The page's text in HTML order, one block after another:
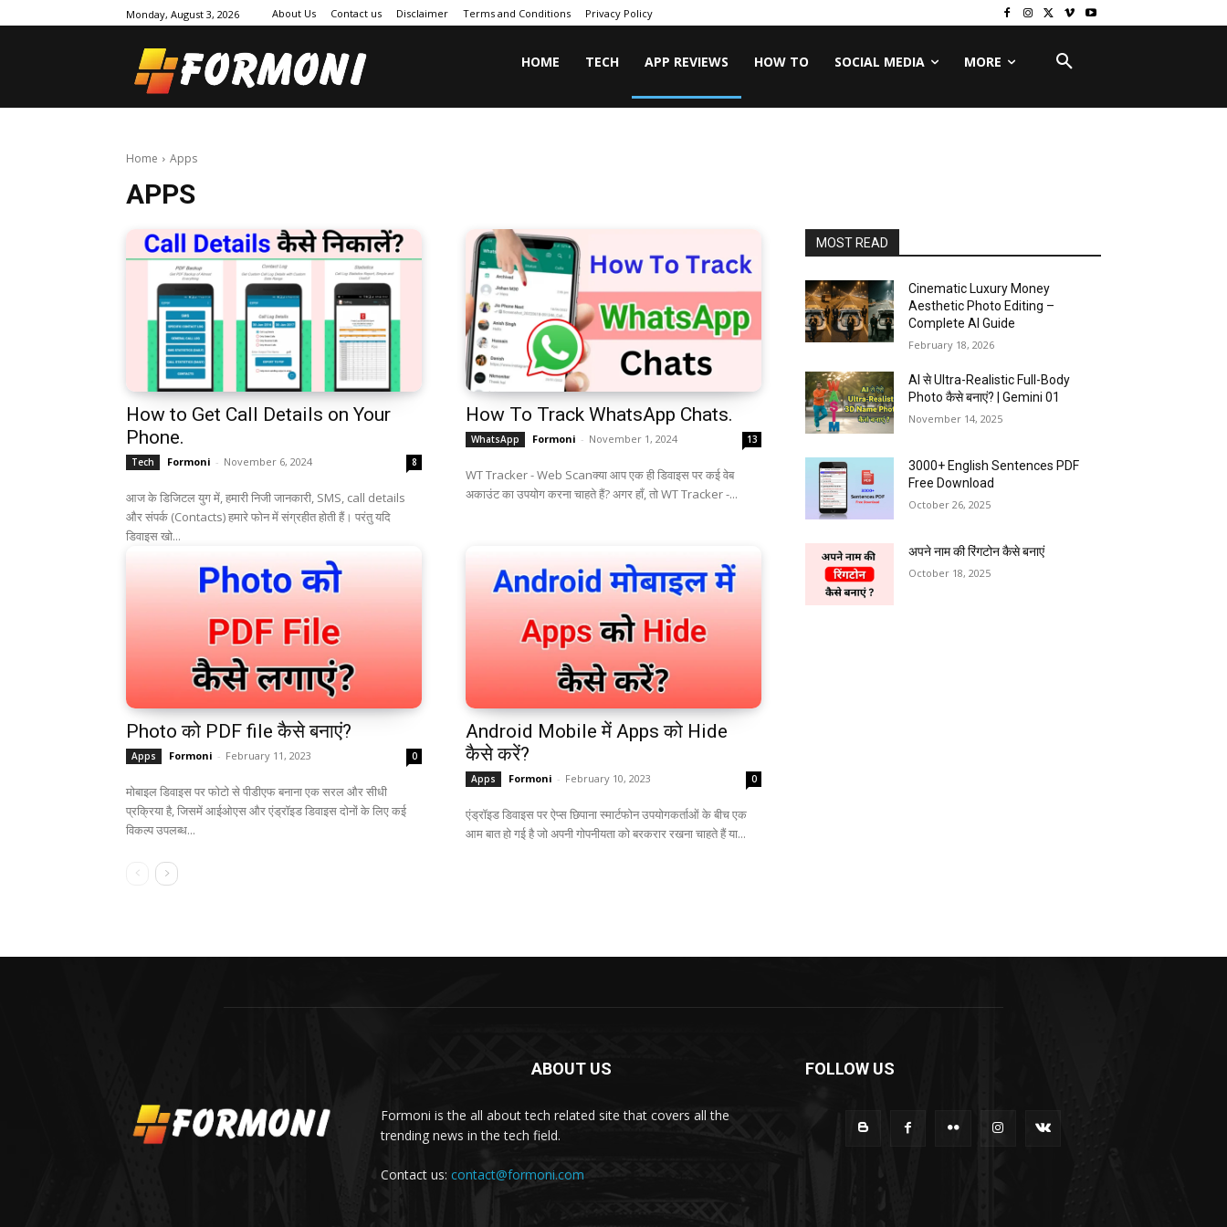
Monday, August 3, 2026 About Us Contact us Disclaimer Terms and Conditions Privacy Policy
HOME TECH APP REVIEWS HOW TO SOCIAL MEDIA MORE
Home Apps
APPS
How to Get Call Details on Your
Phone.
Tech Formoni - November 6, 2024 8
आज के डिजिटल युग में, हमारी निजी जानकारी, SMS, call details
और संपर्क (Contacts) हमारे फोन में संग्रहीत होती हैं। परंतु यदि
डिवाइस खो...
How To Track WhatsApp Chats.
WhatsApp Formoni - November 1, 2024 13
WT Tracker - Web Scanक्या आप एक ही डिवाइस पर कई वेब
अकाउंट का उपयोग करना चाहते हैं? अगर हाँ, तो WT Tracker -...
Photo को PDF file कैसे बनाएं?
Apps Formoni - February 11, 2023 0
मोबाइल डिवाइस पर फोटो से पीडीएफ बनाना एक सरल और सीधी
प्रक्रिया है, जिसमें आईओएस और एंड्रॉइड डिवाइस दोनों के लिए कई
विकल्प उपलब्ध...
Android Mobile में Apps को Hide
कैसे करें?
Apps Formoni - February 10, 2023 0
एंड्रॉइड डिवाइस पर ऐप्स छिपाना स्मार्टफोन उपयोगकर्ताओं के बीच एक
आम बात हो गई है जो अपनी गोपनीयता को बरकरार रखना चाहते हैं या...
MOST READ
Cinematic Luxury Money
Aesthetic Photo Editing –
Complete AI Guide
February 18, 2026
AI से Ultra-Realistic Full-Body
Photo कैसे बनाएं? | Gemini 01
November 14, 2025
3000+ English Sentences PDF
Free Download
October 26, 2025
अपने नाम की रिंगटोन कैसे बनाएं
October 18, 2025
ABOUT US
Formoni is the all about tech related site that covers all the
trending news in the tech field.
Contact us: contact@formoni.com
FOLLOW US